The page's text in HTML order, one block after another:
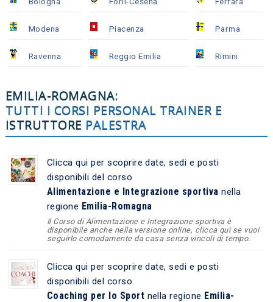
Modena Piacenza Parma
Ravenna Reggio Emilia Rimini
EMILIA-ROMAGNA:
TUTTI I CORSI PERSONAL TRAINER E
ISTRUTTORE PALESTRA
Clicca qui per scoprire date, sedi e posti
disponibili del corso
Alimentazione e Integrazione sportiva nella
regione Emilia-Romagna
Il Corso di Alimentazione e Integrazione sportiva è
disponibile anche nella versione online, clicca qui se vuoi
seguirlo comodamente da casa senza vincoli di tempo.
Clicca qui per scoprire date, sedi e posti
disponibili del corso
Coaching per lo Sport nella regione Emilia-